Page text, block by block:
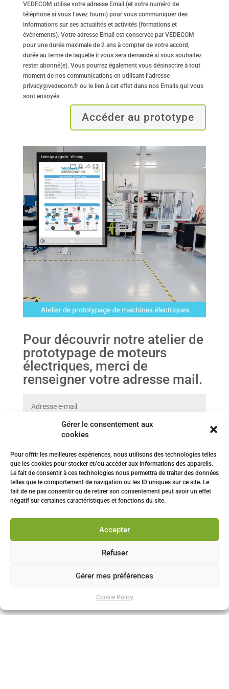
Gérer le consentement aux
cookies
Pour offrir les meilleures expériences, nous utilisons des technologies telles
que les cookies pour stocker et/ou accéder aux informations des appareils.
Le fait de consentir à ces technologies nous permettra de traiter des données
telles que le comportement de navigation ou les ID uniques sur ce site. Le
fait de ne pas consentir ou de retirer son consentement peut avoir un effet
négatif sur certaines caractéristiques et fonctions du site.
Accepter
Refuser
Gérer mes préférences
Cookie Policy
VEDECOM utilise votre adresse Email (et votre numéro de
téléphone si vous l’avez fourni) pour vous communiquer des
informations sur ses actualités et activités (formations et
évènements). Votre adresse Email est conservée par VEDECOM
pour une durée maximale de 2 ans à compter de votre accord,
durée au terme de laquelle il vous sera demandé si vous souhaitez
rester abonné(e). Vous pourrez également vous désinscrire à tout
moment de nos communications en utilisant l’adresse
privacy@vedecom.fr ou le lien à cet effet dans nos Emails qui vous
sont envoyés.
Accéder au prototype
Pour découvrir notre atelier de
prototypage de moteurs
électriques, merci de
renseigner votre adresse mail.
VEDECOM utilise votre adresse Email (et votre numéro de
téléphone si vous l’avez fourni) pour vous communiquer des
informations sur ses actualités et activités (formations et
évènements). Votre adresse Email est conservée par VEDECOM
pour une durée maximale de 2 ans à compter de votre accord,
durée au terme de laquelle il vous sera demandé si vous souhaitez
privacy@vedecom.fr ou le lien à cet effet dans nos Emails qui vous